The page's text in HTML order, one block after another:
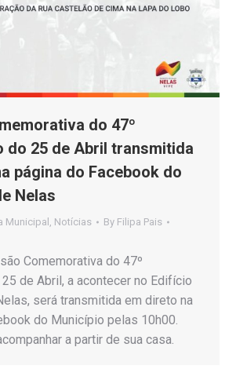
do 47º
do 25 de Abril transmitida
página do Facebook do
Nelas
Municipal , Notícias By Filipa Pais
Comemorativa do 47º
de Abril, a acontecer no Edifício
será transmitida em direto na
do Município pelas 10h00.
a partir de sua casa.